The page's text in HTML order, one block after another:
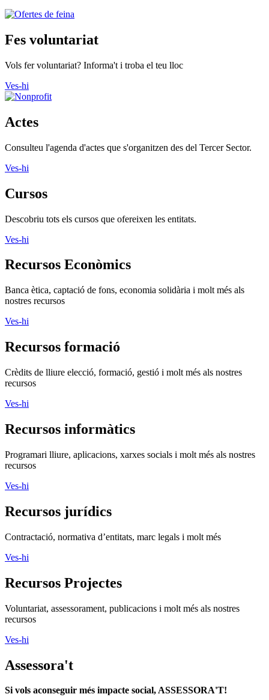
Fes voluntariat
Vols fer voluntariat? Informa't i troba el teu lloc
Ves-hi
Actes
Consulteu l'agenda d'actes que s'organitzen des del Tercer Sector.
Ves-hi
Cursos
Descobriu tots els cursos que ofereixen les entitats.
Ves-hi
Recursos Econòmics
Banca ètica, captació de fons, economia solidària i molt més als
nostres recursos
Ves-hi
Recursos formació
Crèdits de lliure elecció, formació, gestió i molt més als nostres
recursos
Ves-hi
Recursos informàtics
Programari lliure, aplicacions, xarxes socials i molt més als nostres
recursos
Ves-hi
Recursos jurídics
Contractació, normativa d’entitats, marc legals i molt més
Ves-hi
Recursos Projectes
Voluntariat, assessorament, publicacions i molt més als nostres
recursos
Ves-hi
Assessora't
Si vols aconseguir més impacte social, ASSESSORA'T!